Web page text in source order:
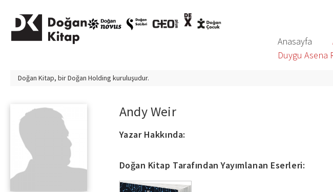
Anasayfa
Duygu Asena
Doğan Kitap, birDoğan Holding kuruluşudur.
Andy Weir
Yazar Hakkında:
Doğan Kitap Tarafından Yayımlanan Eserleri: